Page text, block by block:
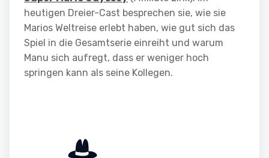
heutigen Dreier-Cast besprechen sie, wie sie
Marios Weltreise erlebt haben, wie gut sich das
Spiel in die Gesamtserie einreiht und warum
Manu sich aufregt, dass er weniger hoch
springen kann als seine Kollegen.